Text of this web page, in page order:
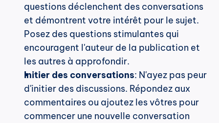
questions déclenchent des conversations
et démontrent votre intérêt pour le sujet.
Posez des questions stimulantes qui
encouragent l'auteur de la publication et
les autres à approfondir.
Initier des conversations: N'ayez pas peur
d'initier des discussions. Répondez aux
commentaires ou ajoutez les vôtres pour
commencer une nouvelle conversation